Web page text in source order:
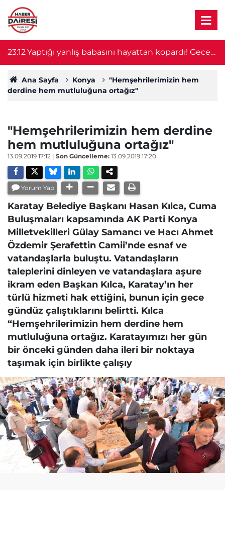
23:12Yaptığı yanlış babasını hayattan kopardı! Gece
nöbeti kabusa döndü
Ana Sayfa Konya
"Hemşehrilerimizin hem
derdine hem mutluluğuna ortağız"
"Hemşehrilerimizin hem derdine
hem mutluluğuna ortağız"
13.09.2019 17:12 | Son Güncelleme: 13.09.2019 17:20
Yorum Yap
Karatay Belediye Başkanı Hasan Kılca, Cuma
Buluşmaları kapsamında AK Parti Konya
Milletvekilleri Gülay Samancı ve Hacı Ahmet
Özdemir Şerafettin Camii’nde esnaf ve
vatandaşlarla buluştu. Vatandaşların
taleplerini dinleyen ve vatandaşlara aşure
ikram eden Başkan Kılca, Karatay’ın her
türlü hizmeti hak ettiğini, bunun için gece
gündüz çalıştıklarını belirtti. Kılca
“Hemşehrilerimizin hem derdine hem
mutluluğuna ortağız. Karatayımızı her gün
bir önceki günden daha ileri bir noktaya
taşımak için birlikte çalışıy